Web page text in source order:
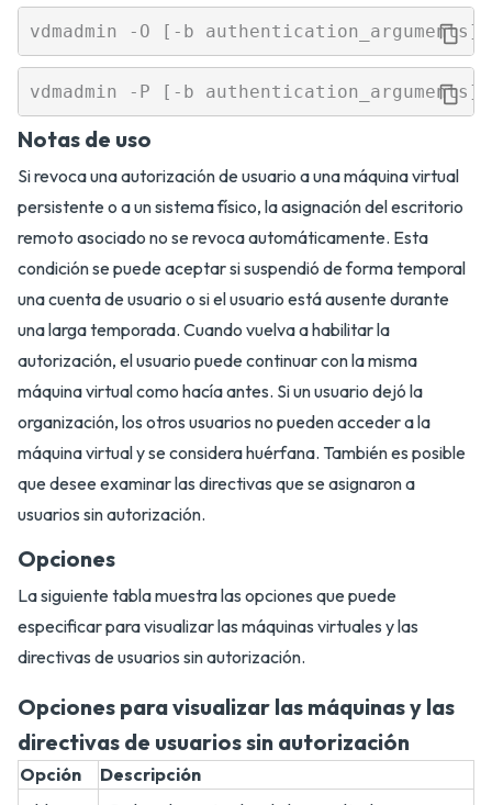
Notas de uso
Si revoca una autorización de usuario a una máquina virtual
persistente o a un sistema físico, la asignación del escritorio
remoto asociado no se revoca automáticamente. Esta
condición se puede aceptar si suspendió de forma temporal
una cuenta de usuario o si el usuario está ausente durante
una larga temporada. Cuando vuelva a habilitar la
autorización, el usuario puede continuar con la misma
máquina virtual como hacía antes. Si un usuario dejó la
organización, los otros usuarios no pueden acceder a la
máquina virtual y se considera huérfana. También es posible
que desee examinar las directivas que se asignaron a
usuarios sin autorización.
Opciones
La siguiente tabla muestra las opciones que puede
especificar para visualizar las máquinas virtuales y las
directivas de usuarios sin autorización.
Opciones para visualizar las máquinas y las
directivas de usuarios sin autorización
Opción
Descripción